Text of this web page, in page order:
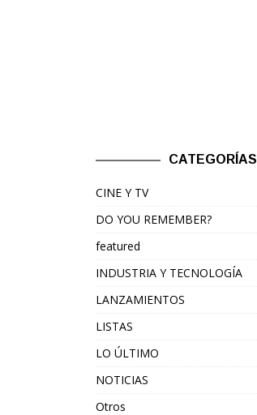
CATEGORÍAS
CINE Y TV
DO YOU REMEMBER?
featured
INDUSTRIA Y TECNOLOGÍA
LANZAMIENTOS
LISTAS
LO ÚLTIMO
NOTICIAS
Otros